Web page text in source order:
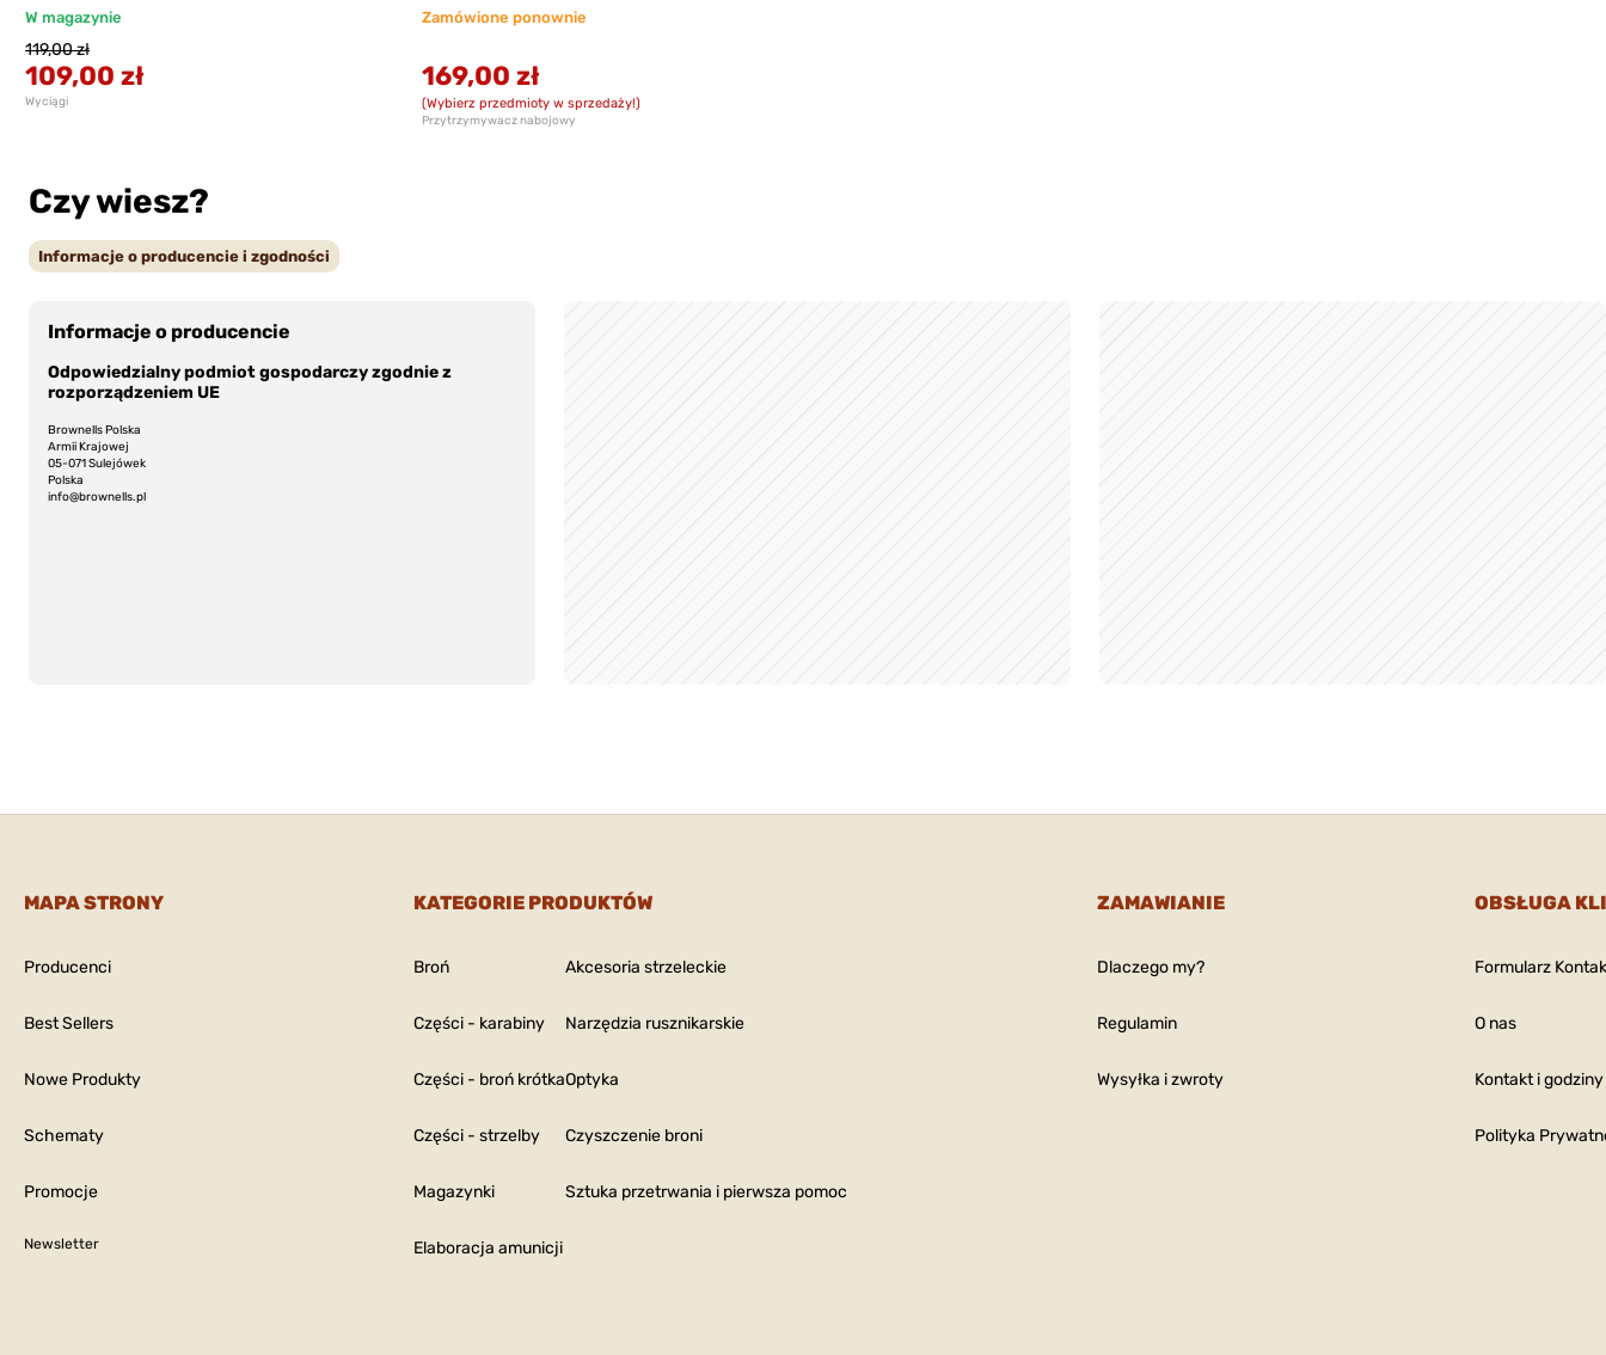
Wyciągi
W magazynie
119,00 zł
109,00 zł
Przytrzymywacz nabojowy
Zamówione ponownie
169,00 zł
(Wybierz przedmioty w sprzedaży!)
Czy wiesz?
Informacje o producencie i zgodności
Informacje o producencie
Odpowiedzialny podmiot gospodarczy zgodnie z
rozporządzeniem UE
Brownells Polska
Armii Krajowej
05-071 Sulejówek
Polska
info@brownells.pl
MAPA STRONY
Producenci
Best Sellers
Nowe Produkty
Schematy
Promocje
Newsletter
KATEGORIE PRODUKTÓW
Broń
Części - karabiny
Części - broń krótka
Części - strzelby
Magazynki
Elaboracja amunicji
Akcesoria strzeleckie
Narzędzia rusznikarskie
Optyka
Czyszczenie broni
Sztuka przetrwania i pierwsza pomoc
ZAMAWIANIE
Dlaczego my?
Regulamin
Wysyłka i zwroty
OBSŁUGA
Formularz
O nas
Kontakt i
Polityka